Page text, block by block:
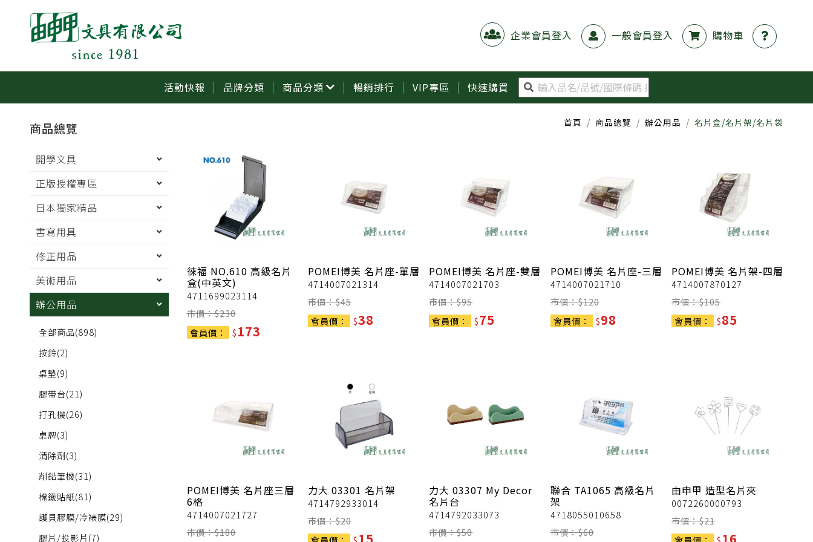
企業會員登入 一般會員登入 購物車
活動快報 品牌分類 商品分類 暢銷排行 VIP專區 快速購買
商品總覽
開學文具
正版授權專區
日本獨家精品
書寫用具
修正用品
美術用品
辦公用品
全部商品(898)
按鈴(2)
桌墊(9)
膠帶台(21)
打孔機(26)
桌牌(3)
清除劑(3)
削鉛筆機(31)
標籤貼紙(81)
護貝膠膜/冷裱膜(29)
膠片/投影片(7)
首頁 商品總覽 辦公用品 名片盒/名片架/名片袋
徠福 NO.610 高級名片
盒(中英文)
4711699023114
市價：$230
會員價：
$173
POMEI博美 名片座-單層
4714007021314
市價：$45
會員價：
$38
POMEI博美 名片座-雙層
4714007021703
市價：$95
會員價：
$75
POMEI博美 名片座-三層
4714007021710
市價：$120
會員價：
$98
POMEI博美 名片架-四層
4714007870127
市價：$105
會員價：
$85
POMEI博美 名片座三層
6格
4714007021727
市價：$180
力大 03301 名片架
4714792933014
市價：$20
15
力大 03307 My Decor
名片台
4714792033073
市價：$50
聯合 TA1065 高級名片
架
4718055010658
市價：$60
由申甲 造型名片夾
0072260000793
市價：$21
16